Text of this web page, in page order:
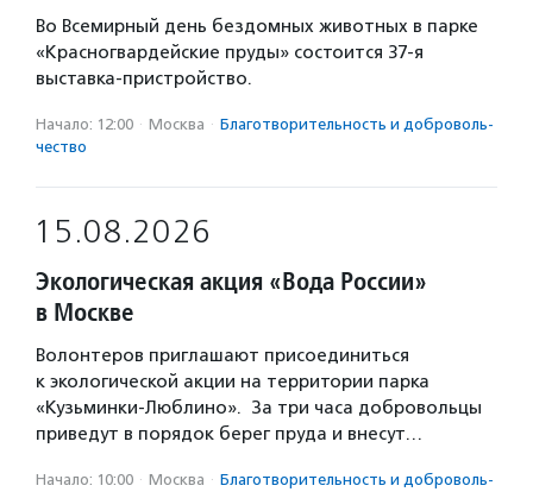
Во Всемирный день бездомных животных в парке
«Красногвардейские пруды» состоится 37-я
выставка-пристройство.
Начало: 12:00 · Москва · Благотвори­тель­ность и доброволь­
чест­во
15.08.2026
Экологическая акция «Вода России»
в Москве
Волонтеров приглашают присоединиться
к экологической акции на территории парка
«Кузьминки-Люблино». За три часа добровольцы
приведут в порядок берег пруда и внесут…
Начало: 10:00 · Москва · Благотвори­тель­ность и доброволь­